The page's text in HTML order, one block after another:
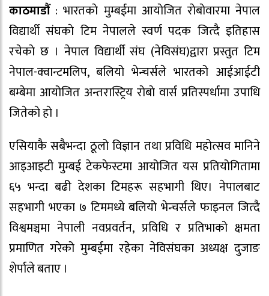
काठमाडौं: भारतकाे मुम्बईमा आयाेजित राेबाेवारमा नेपाल
विद्यार्थी संघकाे टिम नेपालले स्वर्ण पदक जित्दै इतिहास
रचेकाे छ । नेपाल विद्यार्थी संघ (नेविसंघ)द्वारा प्रस्तुत टिम
नेपाल-क्वान्टमलिप, बलियो भेन्चर्सले भारतको आईआईटी
बम्बेमा आयोजित अन्तरास्ट्रिय राेबाे वार्स प्रतिस्पर्धामा उपाधि
जितेकाे हाे ।
एसियाकै सबैभन्दा ठूलो विज्ञान तथा प्रविधि महोत्सव मानिने
आइआइटी मुम्बई टेकफेस्टमा आयोजित यस प्रतियोगितामा
६५ भन्दा बढी देशका टिमहरू सहभागी थिए। नेपालबाट
सहभागी भएका ७ टिममध्ये बलियो भेन्चर्सले फाइनल जित्दै
विश्वमञ्चमा नेपाली नवप्रवर्तन, प्रविधि र प्रतिभाको क्षमता
प्रमाणित गरेको मुम्बईमा रहेका नेविसंघका अध्यक्ष दुजाङ
शेर्पाले बताए ।